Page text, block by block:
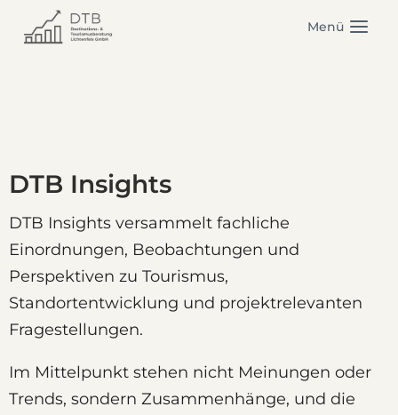
Inhalt
Menü
DTB Insights
DTB Insights versammelt fachliche
Einordnungen, Beobachtungen und
Perspektiven zu Tourismus,
Standortentwicklung und projektrelevanten
Fragestellungen.
Im Mittelpunkt stehen nicht Meinungen oder
Trends, sondern Zusammenhänge, und die